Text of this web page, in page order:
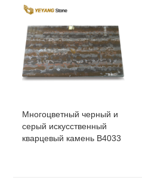
Многоцветный черный и
серый искусственный
кварцевый камень B4033